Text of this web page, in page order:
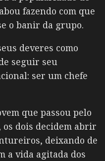
fazendo com que
o banir da grupo.
deveres como
seguir seu
ser um chefe
que passou pelo
os dois decidem abrir
deixando de
a vida agitada dos